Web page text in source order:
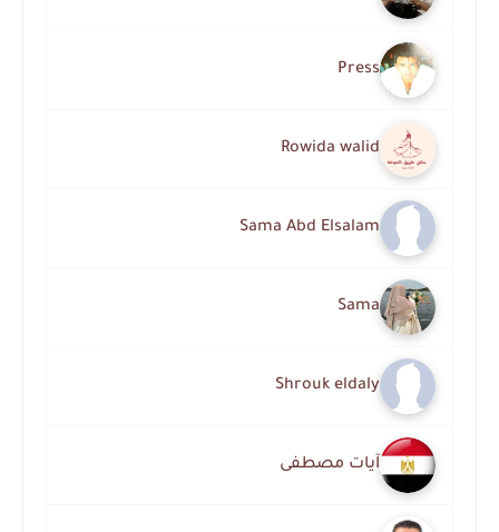
Press
Rowida walid
Sama Abd Elsalam
Sama
Shrouk eldaly
آيات مصطفى